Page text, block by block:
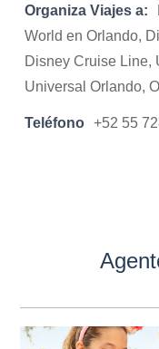
Organiza Viajes a:
World en Orlando,
Disney Cruise Line,
Universal Orlando,
Teléfono +52 55